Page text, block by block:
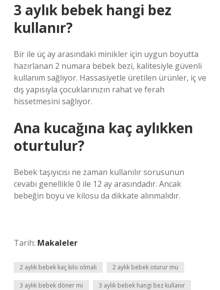
3 aylık bebek hangi bez
kullanır?
Bir ile üç ay arasındaki minikler için uygun boyutta
hazırlanan 2 numara bebek bezi, kalitesiyle güvenli
kullanım sağlıyor. Hassasiyetle üretilen ürünler, iç ve
dış yapısıyla çocuklarınızın rahat ve ferah
hissetmesini sağlıyor.
Ana kucağına kaç aylıkken
oturtulur?
Bebek taşıyıcısı ne zaman kullanılır sorusunun
cevabı genellikle 0 ile 12 ay arasındadır. Ancak
bebeğin boyu ve kilosu da dikkate alınmalıdır.
Tarih: Makaleler
2 aylık bebek kaç kilo olmalı 2 aylık bebek oturur mu
3 aylık bebek döner mi 3 aylık bebek hangi bez kullanır